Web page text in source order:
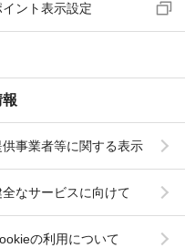
イント表示設定
供事業者等に関する表示
全なサービスに向けて
の利用について